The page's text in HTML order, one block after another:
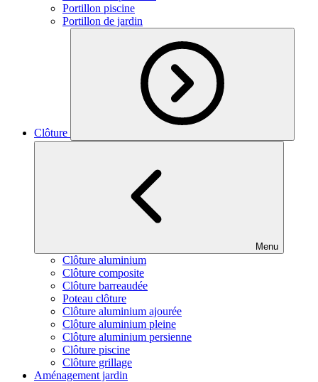
Portillon piscine
Portillon de jardin
Clôture
Menu
Clôture aluminium
Clôture composite
Clôture barreaudée
Poteau clôture
Clôture aluminium ajourée
Clôture aluminium pleine
Clôture aluminium persienne
Clôture piscine
Clôture grillage
Aménagement jardin